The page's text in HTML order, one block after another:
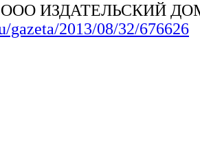
ООО ИЗДАТЕЛЬСКИЙ
gazeta/2013/08/32/676626